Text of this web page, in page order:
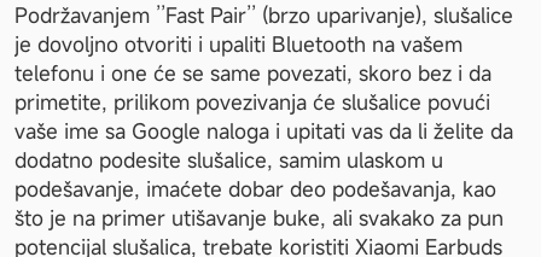
Podržavanjem ’’Fast Pair’’ (brzo uparivanje), slušalice
je dovoljno otvoriti i upaliti Bluetooth na vašem
telefonu i one će se same povezati, skoro bez i da
primetite, prilikom povezivanja će slušalice povući
vaše ime sa Google naloga i upitati vas da li želite da
dodatno podesite slušalice, samim ulaskom u
podešavanje, imaćete dobar deo podešavanja, kao
što je na primer utišavanje buke, ali svakako za pun
potencijal slušalica, trebate koristiti Xiaomi Earbuds